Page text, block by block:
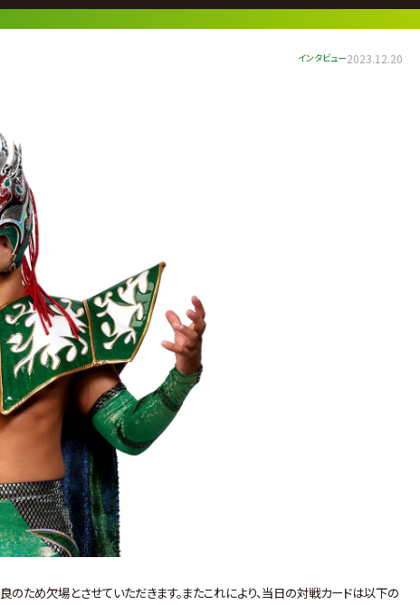
インタビュー2023.12.20
のため欠場とさせていただきます。またこれにより、当日の対戦カードは以下の